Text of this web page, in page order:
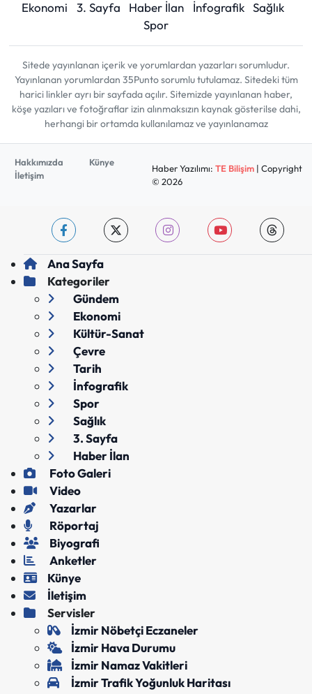
Ekonomi
3. Sayfa Haber İlan İnfografik Sağlık
Spor
Sitede yayınlanan içerik ve yorumlardan yazarları sorumludur.
Yayınlanan yorumlardan 35Punto sorumlu tutulamaz. Sitedeki tüm
harici linkler ayrı bir sayfada açılır. Sitemizde yayınlanan haber,
köşe yazıları ve fotoğraflar izin alınmaksızın kaynak gösterilse dahi,
herhangi bir ortamda kullanılamaz ve yayınlanamaz
Hakkımızda
Künye
İletişim
Haber Yazılımı: TE Bilişim| Copyright
© 2026
Ana Sayfa
Kategoriler
Gündem
Ekonomi
Kültür-Sanat
Çevre
Tarih
İnfografik
Spor
Sağlık
3. Sayfa
Haber İlan
Foto Galeri
Video
Yazarlar
Röportaj
Biyografi
Anketler
Künye
İletişim
Servisler
İzmir Nöbetçi Eczaneler
İzmir Hava Durumu
İzmir Namaz Vakitleri
İzmir Trafik Yoğunluk Haritası